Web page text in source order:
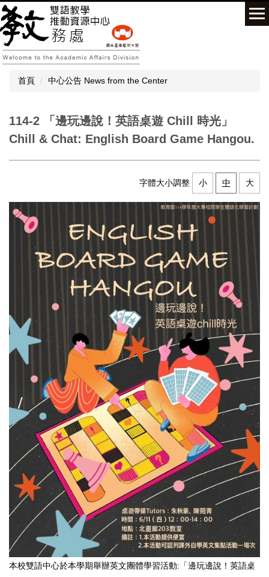
跳
到
主
要
內
首頁 中心公告 News from the Center
114-2 「邊玩邊說！英語桌遊 Chill 時光」
Chill & Chat: English Board Game Hangou.
字體大小調整 小 中 大
本校雙語中心於本學期舉辦英文團體學習活動:「邊玩邊說！英語桌